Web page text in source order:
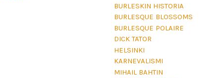
BURLESKIN HISTORIA
BURLESQUE BLOSSOMS
BURLESQUE POLAIRE
DICK TATOR
HELSINKI
KARNEVALISMI
MIHAIL BAHTIN